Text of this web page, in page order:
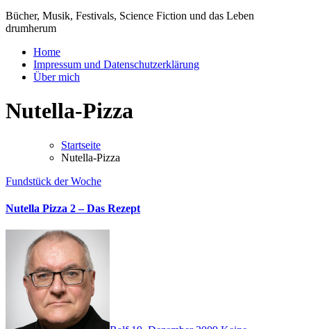
Bücher, Musik, Festivals, Science Fiction und das Leben
drumherum
Home
Impressum und Datenschutzerklärung
Über mich
Nutella-Pizza
Startseite
Nutella-Pizza
Fundstück der Woche
Nutella Pizza 2 – Das Rezept